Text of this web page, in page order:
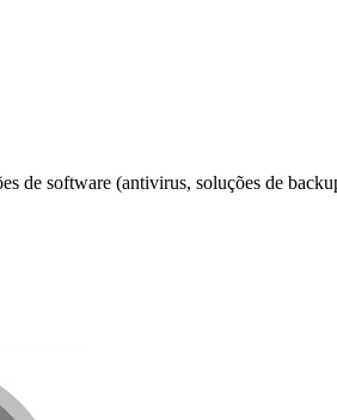
de software (antivirus, soluções de